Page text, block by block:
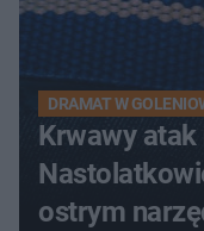
DRAMAT W
Krwawy
ostrym